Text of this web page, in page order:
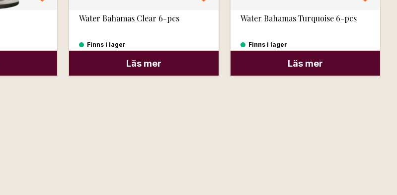
Water Bahamas Clear 6-pcs
Finns i lager
Läs mer
Water Bahamas Turquoise 6-pcs
Finns i lager
Läs mer